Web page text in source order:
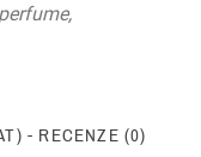
- RECENZE (0)